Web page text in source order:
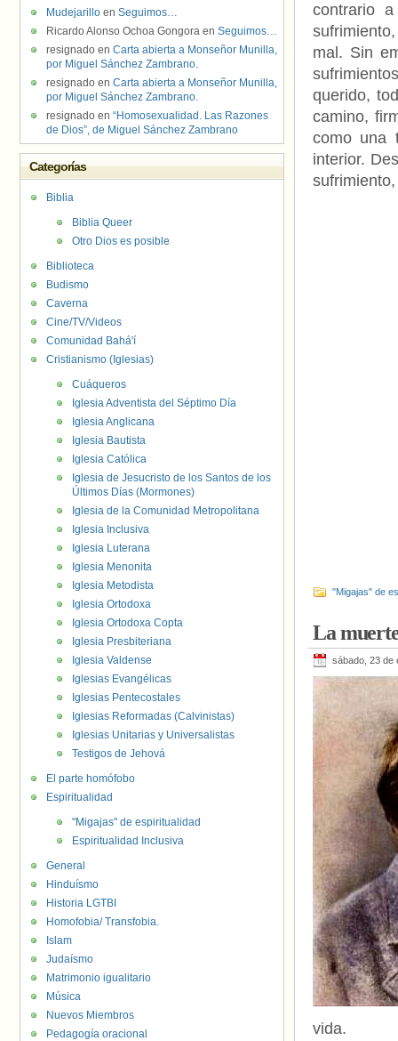
contrario
mal. Sin
querido,
camino,
como una
interior.
"Migajas" de
La
sábado, 23 de
vida.
Mudejarillo en Seguimos…
Ricardo Alonso Ochoa Gongora en Seguimos…
resignado en Carta abierta a Monseñor Munilla,
por Miguel Sánchez Zambrano.
resignado en Carta abierta a Monseñor Munilla,
por Miguel Sánchez Zambrano.
resignado en “Homosexualidad. Las Razones
de Dios”, de Miguel Sánchez Zambrano
Categorías
Biblia
Biblia Queer
Otro Dios es posible
Biblioteca
Budismo
Caverna
Cine/TV/Videos
Comunidad Bahá'í
Cristianismo (Iglesias)
Cuáqueros
Iglesia Adventista del Séptimo Día
Iglesia Anglicana
Iglesia Bautista
Iglesia Católica
Iglesia de Jesucristo de los Santos de los
Últimos Días (Mormones)
Iglesia de la Comunidad Metropolitana
Iglesia Inclusiva
Iglesia Luterana
Iglesia Menonita
Iglesia Metodista
Iglesia Ortodoxa
Iglesia Ortodoxa Copta
Iglesia Presbiteriana
Iglesia Valdense
Iglesias Evangélicas
Iglesias Pentecostales
Iglesias Reformadas (Calvinistas)
Iglesias Unitarias y Universalistas
Testigos de Jehová
El parte homófobo
Espiritualidad
"Migajas" de espiritualidad
Espiritualidad Inclusiva
General
Hinduísmo
Historia LGTBI
Homofobia/ Transfobia.
Islam
Judaísmo
Matrimonio igualitario
Música
Nuevos Miembros
Pedagogía oracional